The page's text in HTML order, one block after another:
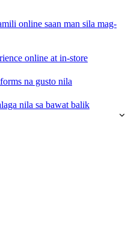
online saan man sila mag-
online at in-store
na gusto nila
nila sa bawat balik